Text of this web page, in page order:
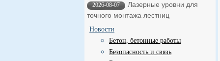
2026-08-07
Лазерные уровни для
точного монтажа лестниц
Новости
Бетон, бетонные работы
Безопасность и связь